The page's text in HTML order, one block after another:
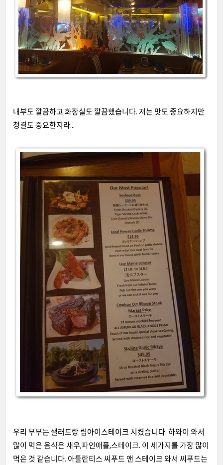
내부도 깔끔하고 화장실도 깔끔했습니다. 저는 맛도 중요하지만
청결도 중요한지라...
우리 부부는 샐러드랑 립아이스테이크 시켰습니다. 하와이 와서
많이 먹은 음식은 새우,파인애플,스테이크. 이 세가지를 가장 많이
먹은 것 같습니다. 아틀란티스 씨푸드 앤 스테이크 와서 씨푸드는